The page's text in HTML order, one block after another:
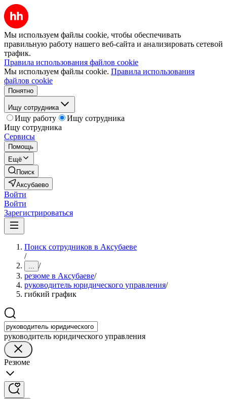
Мы используем файлы cookie, чтобы обеспечивать
правильную работу нашего веб-сайта и анализировать сетевой
трафик.
Правила использования файлов cookie
Мы используем файлы cookie. Правила использования
файлов cookie
Понятно
Ищу сотрудника
Ищу работу
Ищу сотрудника
Ищу сотрудника
Сервисы
Помощь
Ещё
Поиск
Аксубаево
Войти
Войти
Зарегистрироваться
Поиск сотрудников в Аксубаеве
/
... /
резюме в Аксубаеве/
руководитель юридического управления/
гибкий график
руководитель юридического управления
Резюме